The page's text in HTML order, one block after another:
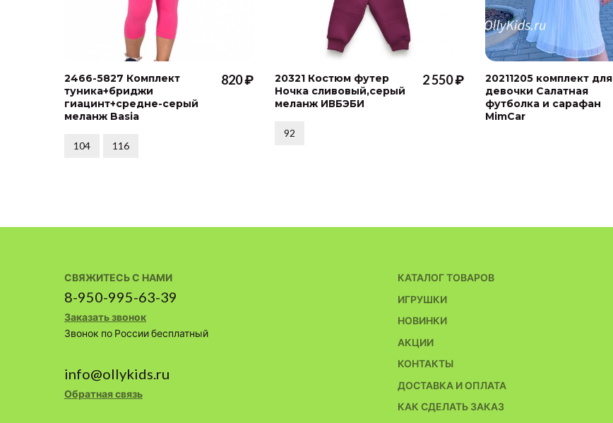
2466-5827 Комплект
туника+бриджи
гиацинт+средне-серый
меланж Basia
820 ₽
104 116
20321 Костюм футер
Ночка сливовый,серый
меланж ИВБЭБИ
2 550 ₽
92
20211205 комплект для
девочки Салатная
футболка и сарафан
MimCar
КАТАЛОГ ТОВАРОВ
ИГРУШКИ
НОВИНКИ
АКЦИИ
КОНТАКТЫ
ДОСТАВКА И ОПЛАТА
КАК СДЕЛАТЬ ЗАКАЗ
СВЯЖИТЕСЬ С НАМИ
8-950-995-63-39
Заказать звонок
Звонок по России бесплатный
info@ollykids.ru
Обратная связь